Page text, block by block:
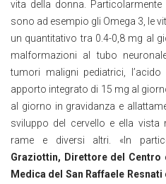
vita della donna.
sono ad esempio gli Omega 3, le
un quantitativo tra 0.4-0,8 mg al
malformazioni al tubo
tumori maligni pediatrici,
apporto integrato di 15 mg al
al giorno in gravidanza e
sviluppo del cervello e ella vista
rame e diversi altri. «In
Graziottin, Direttore del Centro
Medica del San Raffaele